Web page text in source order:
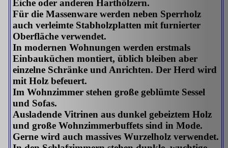
Eiche oder anderen Harthölzern.
Für die Massenware werden neben Sperrholz
auch verleimte Stabholzplatten mit furnierter
Oberfläche verwendet.
In modernen Wohnungen werden erstmals
Einbauküchen montiert, üblich bleiben aber
einzelne Schränke und Anrichten. Der Herd wird
mit Holz befeuert.
Im Wohnzimmer stehen große geblümte Sessel
und Sofas.
Ausladende Vitrinen aus dunkel gebeiztem Holz
und große Wohnzimmerbuffets sind in Mode.
Gerne wird auch massives Wurzelholz verwendet.